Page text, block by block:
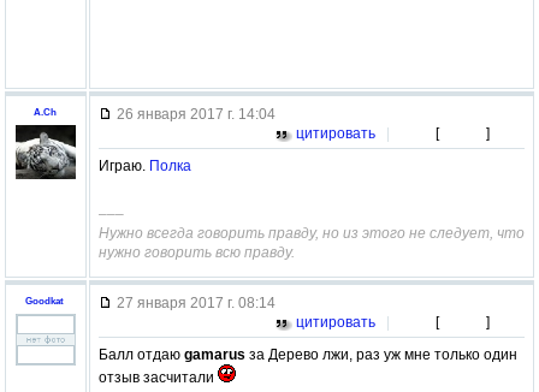
A.Ch
26 января 2017 г. 14:04
цитировать
| [
]
Играю. Полка
–––
Нужно всегда говорить правду, но из этого не следует, что
нужно говорить всю правду.
Goodkat
27 января 2017 г. 08:14
цитировать
| [
]
Балл отдаю gamarus за Дерево лжи, раз уж мне только один
отзыв засчитали